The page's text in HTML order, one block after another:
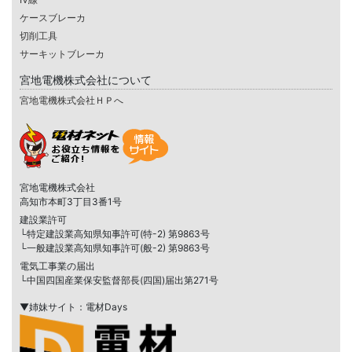
ケースブレーカ
切削工具
サーキットブレーカ
宮地電機株式会社について
宮地電機株式会社ＨＰへ
宮地電機株式会社
高知市本町3丁目3番1号
建設業許可
└特定建設業高知県知事許可(特-2) 第9863号
└一般建設業高知県知事許可(般-2) 第9863号
電気工事業の届出
└中国四国産業保安監督部長(四国)届出第271号
▼姉妹サイト：電材Days